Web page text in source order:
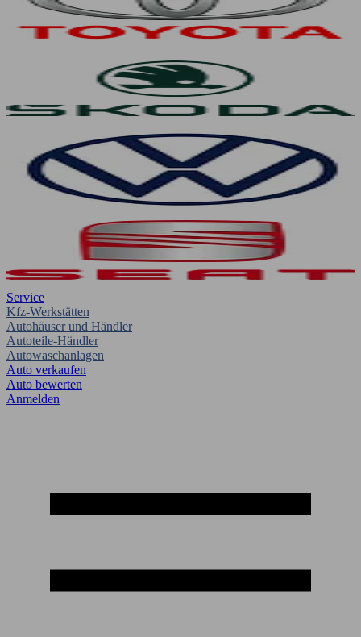
Service
Kfz-Werkstätten
Autohäuser und Händler
Autoteile-Händler
Autowaschanlagen
Auto verkaufen
Auto bewerten
Anmelden